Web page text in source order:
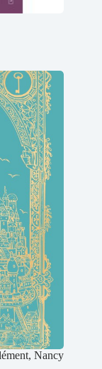
Nancy